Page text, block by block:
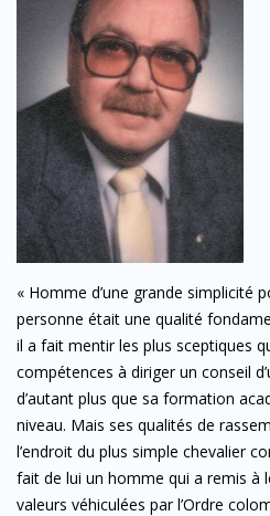
« Homme d’une grande simplicité
personne était une qualité
il a fait mentir les plus sceptiques
compétences à diriger un conseil
d’autant plus que sa formation
niveau. Mais ses qualités de
l’endroit du plus simple chevalier
fait de lui un homme qui a remis à
valeurs véhiculées par l’Ordre